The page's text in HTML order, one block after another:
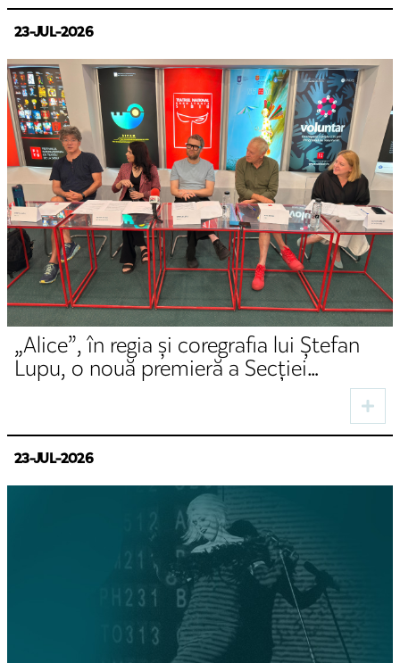
23-JUL-2026
„Alice”, în regia și coregrafia lui Ștefan
Lupu, o nouă premieră a Secției
Germane a TNRS
23-JUL-2026